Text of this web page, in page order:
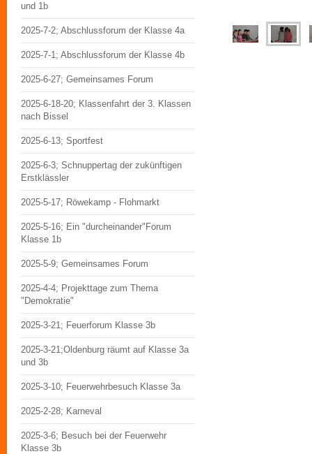
und 1b
2025-7-2; Abschlussforum der Klasse 4a
2025-7-1; Abschlussforum der Klasse 4b
2025-6-27; Gemeinsames Forum
2025-6-18-20; Klassenfahrt der 3. Klassen
nach Bissel
2025-6-13; Sportfest
2025-6-3; Schnuppertag der zukünftigen
Erstklässler
2025-5-17; Röwekamp - Flohmarkt
2025-5-16; Ein "durcheinander"Forum
Klasse 1b
2025-5-9; Gemeinsames Forum
2025-4-4; Projekttage zum Thema
"Demokratie"
2025-3-21; Feuerforum Klasse 3b
2025-3-21;Oldenburg räumt auf Klasse 3a
und 3b
2025-3-10; Feuerwehrbesuch Klasse 3a
2025-2-28; Karneval
2025-3-6; Besuch bei der Feuerwehr
Klasse 3b